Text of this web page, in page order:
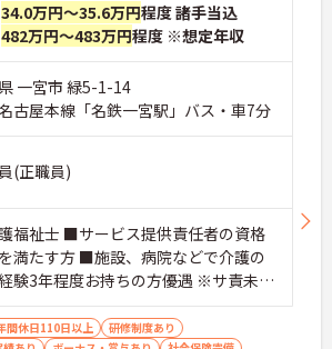
34.0万円～35.6万円程度 諸手当込
482万円～483万円程度 ※想定年収
一宮市 緑5-1-14
古屋本線「名鉄一宮駅」バス・車7分
(正職員)
福祉士 ■サービス提供責任者の資格
満たす方 ■施設、病院などで介護の
験3年程度お持ちの方優遇 ※サ責未経
ートの実績多数
間休日110日以上
研修制度あり